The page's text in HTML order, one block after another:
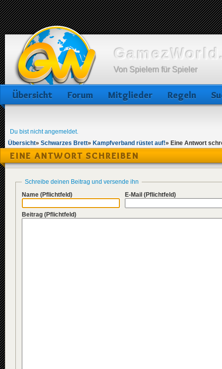
Von Spielern für Spieler
Übersicht Forum Mitglieder Regeln
Du bist nicht angemeldet.
Übersicht» Schwarzes Brett» Kampfverband rüstet auf!» Eine Antwort
EINE ANTWORT SCHREIBEN
Schreibe deinen Beitrag und versende ihn
Name (Pflichtfeld) E-Mail (Pflichtfeld)
Beitrag (Pflichtfeld)